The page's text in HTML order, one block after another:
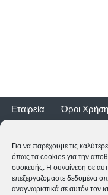
Για να παρέχουμε τις
όπως τα cookies για την
συσκευής. Η συναίνεση σε
επεξεργαζόμαστε δεδομένα
αναγνωριστικά σε αυτόν τον
Εταιρεία Όροι